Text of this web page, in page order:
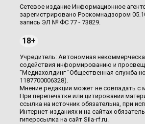
Сетевое издание Информационное
зарегистрировано Роскомнадзором
запись ЭЛ № ФС 77 - 73829.
18+
Учредитель: Автономная
содействия информированию и
"Медиахолдинг "Общественная служба
1187700006328).
Мнение редакции может не совпадать с
При перепечатке или цитировании
ссылка на источник обязательна, при
Интернет-изданиях и на сайтах
гиперссылка на сайт Sila-rf.ru.